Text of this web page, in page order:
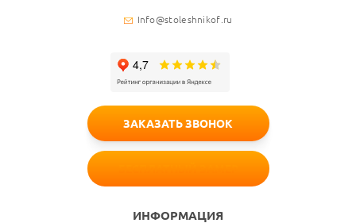
Info@stoleshnikof.ru
ИНФОРМАЦИЯ
ЗАКАЗАТЬ ЗВОНОК